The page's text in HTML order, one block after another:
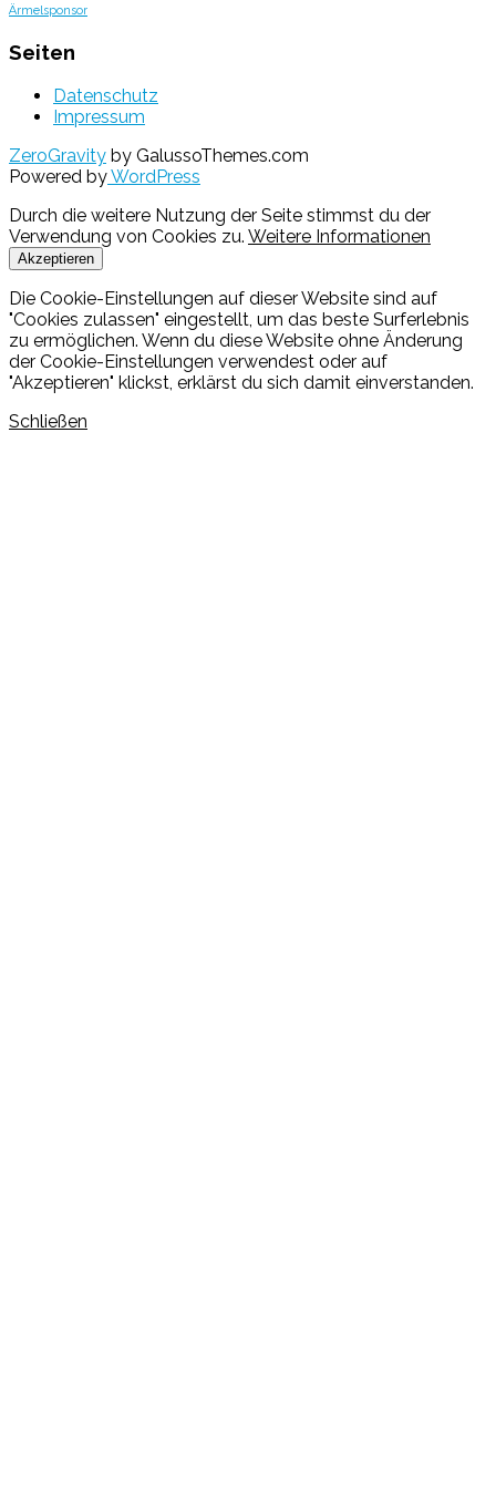
Ärmelsponsor
Seiten
Datenschutz
Impressum
ZeroGravity by GalussoThemes.com
Powered byWordPress
Durch die weitere Nutzung der Seite stimmst du der
Verwendung von Cookies zu. Weitere Informationen
Akzeptieren
Die Cookie-Einstellungen auf dieser Website sind auf
"Cookies zulassen" eingestellt, um das beste Surferlebnis
zu ermöglichen. Wenn du diese Website ohne Änderung
der Cookie-Einstellungen verwendest oder auf
"Akzeptieren" klickst, erklärst du sich damit einverstanden.
Schließen